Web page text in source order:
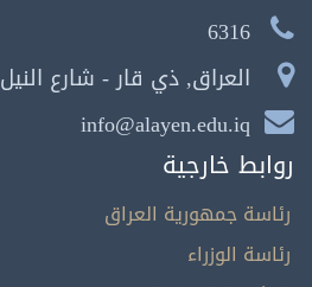
6316
العراق, ذي قار - شارع النيل
info@alayen.edu.iq
روابط خارجية
رئاسة جمهورية العراق
رئاسة الوزراء